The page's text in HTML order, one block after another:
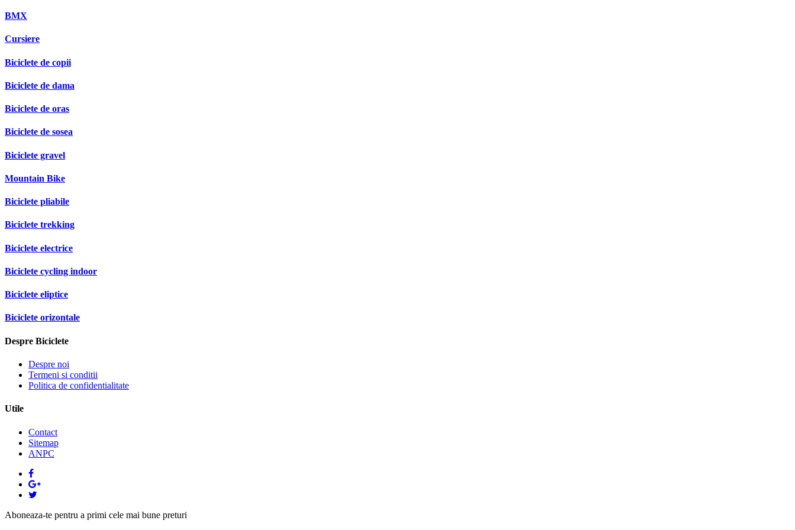
BMX
Cursiere
Biciclete de copii
Biciclete de dama
Biciclete de oras
Biciclete de sosea
Biciclete gravel
Mountain Bike
Biciclete pliabile
Biciclete trekking
Biciclete electrice
Biciclete cycling indoor
Biciclete eliptice
Biciclete orizontale
Despre Biciclete
Despre noi
Termeni si conditii
Politica de confidentialitate
Utile
Contact
Sitemap
ANPC
Aboneaza-te pentru a primi cele mai bune preturi